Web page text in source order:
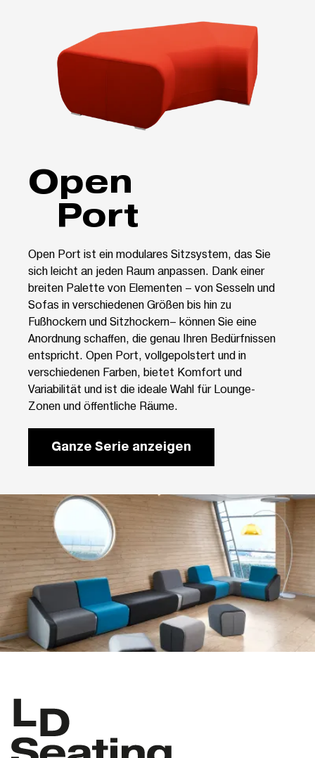
Open
Port
Open Port ist ein modulares Sitzsystem, das Sie
sich leicht an jeden Raum anpassen. Dank einer
breiten Palette von Elementen – von Sesseln und
Sofas in verschiedenen Größen bis hin zu
Fußhockern und Sitzhockern– können Sie eine
Anordnung schaffen, die genau Ihren Bedürfnissen
entspricht. Open Port, vollgepolstert und in
verschiedenen Farben, bietet Komfort und
Variabilität und ist die ideale Wahl für Lounge-
Zonen und öffentliche Räume.
Ganze Serie anzeigen